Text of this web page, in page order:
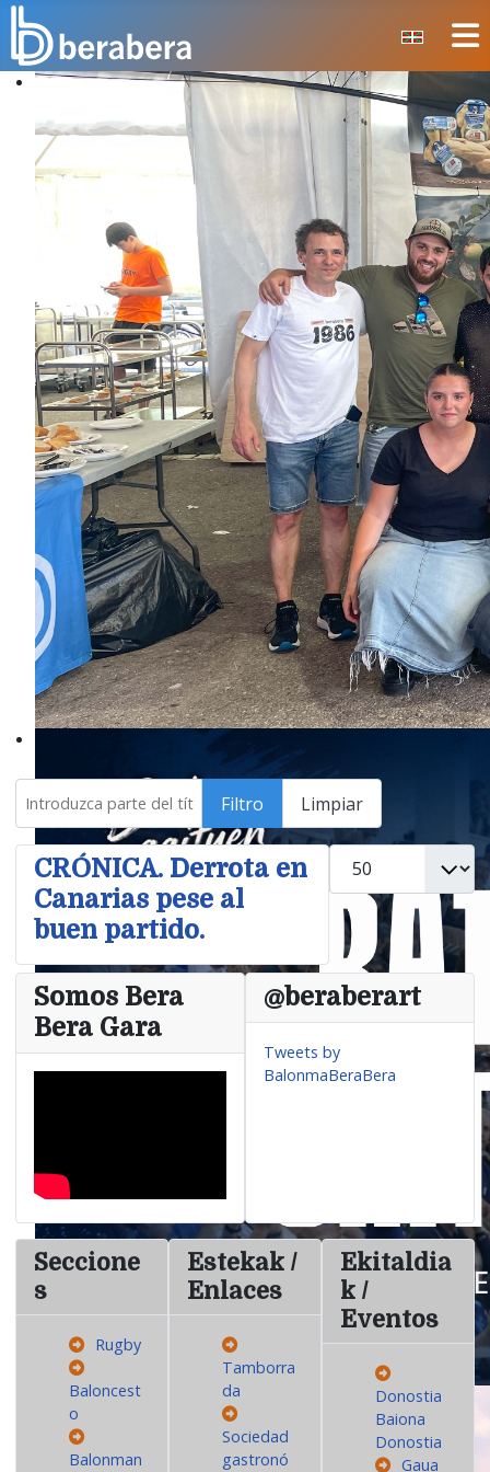
CERRAR
CLUB
MANTEO
SECCIONES
ÁREA SOCIAL
PREVENCIÓN DE LA VIOLENCIA
BERA BERA IZARRAK
Filtro Limpiar
Cantidad
CRÓNICA. Derrota en
Canarias pese al
buen partido.
Somos Bera
Bera Gara
@beraberart
Tweets by
BalonmaBeraBera
Seccione
s
Rugby
Baloncest
o
Balonman
Estekak /
Enlaces
Tamborra
da
Sociedad
gastronó
Ekitaldia
k /
Eventos
Donostia
Baiona
Donostia
Gaua